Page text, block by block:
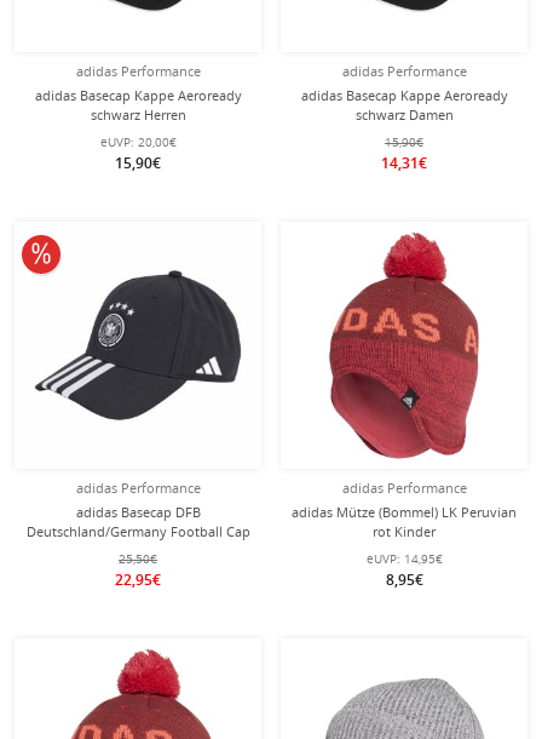
adidas Performance
adidas Basecap Kappe Aeroready
schwarz Herren
eUVP: 20,00€
15,90€
adidas Performance
adidas Basecap Kappe Aeroready
schwarz Damen
15,90€
14,31€
adidas Performance
adidas Basecap DFB
Deutschland/Germany Football Cap
schwarz/weiss Herren
25,50€
22,95€
10% reduziert
adidas Performance
adidas Mütze (Bommel) LK Peruvian
rot Kinder
eUVP: 14,95€
8,95€